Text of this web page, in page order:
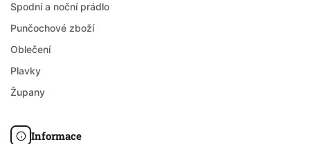
Spodní a noční prádlo
Punčochové zboží
Oblečení
Plavky
Župany
Informace